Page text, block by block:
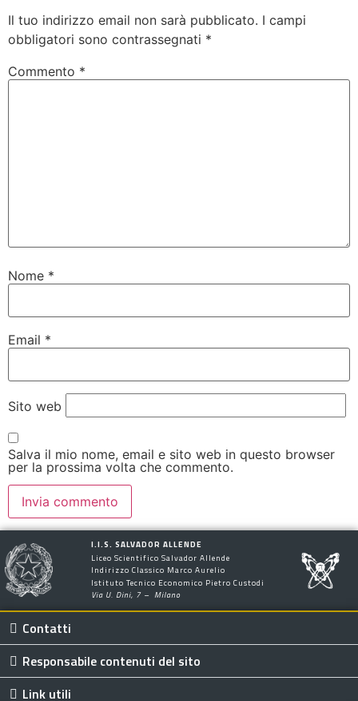
Il tuo indirizzo email non sarà pubblicato. I campi
obbligatori sono contrassegnati *
Commento *
Nome *
Email *
Sito web
Salva il mio nome, email e sito web in questo browser
per la prossima volta che commento.
I.I.S. SALVADOR ALLENDE
Liceo Scientifico Salvador Allende
Indirizzo Classico Marco Aurelio
Istituto Tecnico Economico Pietro Custodi
Via U. Dini, 7 – Milano
Contatti
Responsabile contenuti del sito
Link utili